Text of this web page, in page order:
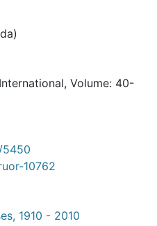
Volume: 40-
5450
10762
1910 - 2010